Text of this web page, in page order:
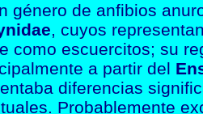
género de anfibios
, cuyos
como escuercitos; su
a partir del
diferencias
Probablemente